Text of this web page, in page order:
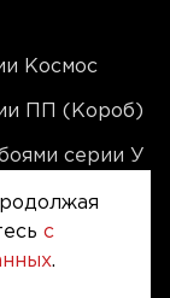
Космос
ПП (Короб)
серии У
ЛПВК
с
.